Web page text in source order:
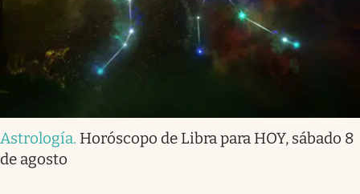
Astrología. Horóscopo de Libra para HOY, sábado 8
de agosto